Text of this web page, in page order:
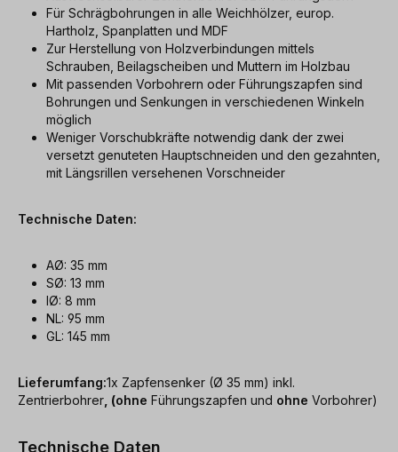
Für Schrägbohrungen in alle Weichhölzer, europ.
Hartholz, Spanplatten und MDF
Zur Herstellung von Holzverbindungen mittels
Schrauben, Beilagscheiben und Muttern im Holzbau
Mit passenden Vorbohrern oder Führungszapfen sind
Bohrungen und Senkungen in verschiedenen Winkeln
möglich
Weniger Vorschubkräfte notwendig dank der zwei
versetzt genuteten Hauptschneiden und den gezahnten,
mit Längsrillen versehenen Vorschneider
Technische Daten:
AØ: 35 mm
SØ: 13 mm
IØ: 8 mm
NL: 95 mm
GL: 145 mm
Lieferumfang:1x Zapfensenker (Ø 35 mm) inkl.
Zentrierbohrer , (ohne Führungszapfen und ohne Vorbohrer)
Technische Daten